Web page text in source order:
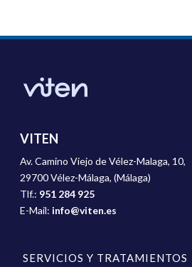
VITEN
Av. Camino Viejo de Vélez-Malaga, 10,
29700 Vélez-Málaga, (Málaga)
Tlf.: 951 284 925
E-Mail: info@viten.es
SERVICIOS Y TRATAMIENTOS